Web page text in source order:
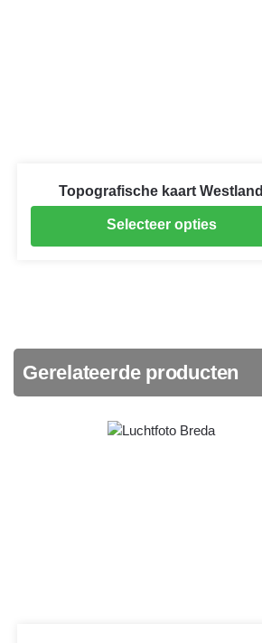
Topografische kaart Westland
Selecteer opties
Gerelateerde producten